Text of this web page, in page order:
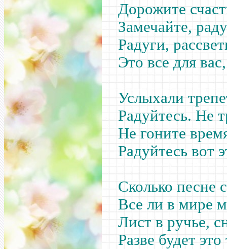
Дорожите
Замечайте,
Радуги,
Это все для
Услыхали
Радуйтесь. Не
Не гоните
Радуйтесь вот
Сколько песне
Все ли в мире
Лист в ручье,
Разве будет